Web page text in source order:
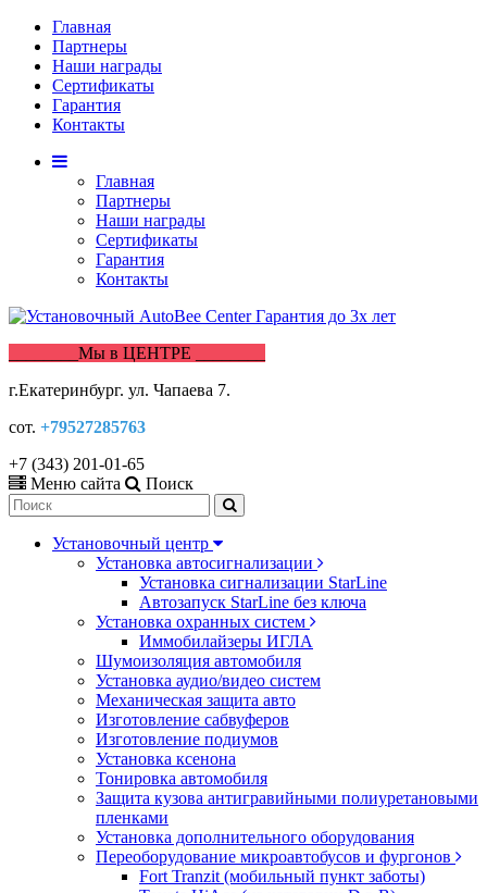
Главная
Партнеры
Наши награды
Сертификаты
Гарантия
Контакты
Главная
Партнеры
Наши награды
Сертификаты
Гарантия
Контакты
________Мы в ЦЕНТРЕ ________
г.Екатеринбург. ул. Чапаева 7.
сот. +79527285763
+7 (343) 201-01-65
Меню сайта
Поиск
Установочный центр
Установка автосигнализации
Установка сигнализации StarLine
Автозапуск StarLine без ключа
Установка охранных систем
Иммобилайзеры ИГЛА
Шумоизоляция автомобиля
Установка аудио/видео систем
Механическая защита авто
Изготовление сабвуферов
Изготовление подиумов
Установка ксенона
Тонировка автомобиля
Защита кузова антигравийными полиуретановыми
пленками
Установка дополнительного оборудования
Переоборудование микроавтобусов и фургонов
Fort Tranzit (мобильный пункт заботы)